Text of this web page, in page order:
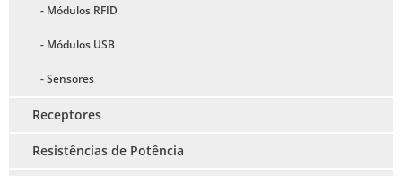
- Módulos RFID
- Módulos USB
- Sensores
Receptores
Resistências de Potência